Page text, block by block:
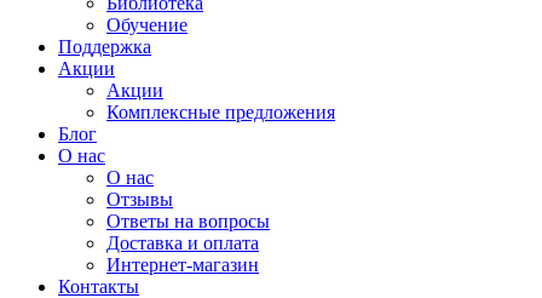
Обучение
Поддержка
Акции
Акции
Комплексные предложения
Блог
О нас
О нас
Отзывы
Ответы на вопросы
Доставка и оплата
Интернет-магазин
Контакты